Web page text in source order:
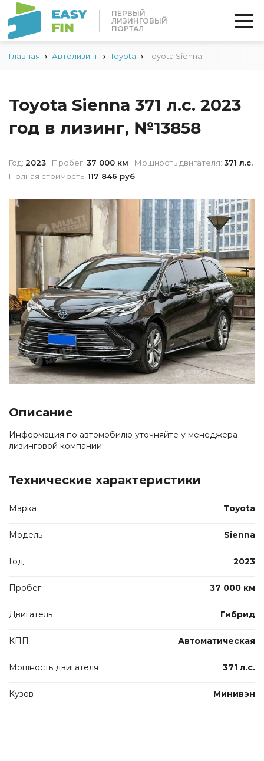
ПЕРВЫЙ
ЛИЗИНГОВЫЙ
ПОРТАЛ
Главная Автолизинг Toyota Toyota Sienna
Toyota Sienna 371 л.с. 2023
год в лизинг, №13858
Год: 2023 Пробег: 37 000 км Мощность двигателя: 371 л.с.
Полная стоимость: 117 846 руб
Описание
Информация по автомобилю уточняйте у менеджера
лизинговой компании.
Технические характеристики
Марка Toyota
Модель Sienna
Год 2023
Пробег 37 000 км
Двигатель Гибрид
КПП Автоматическая
Мощность двигателя 371 л.с.
Кузов Минивэн